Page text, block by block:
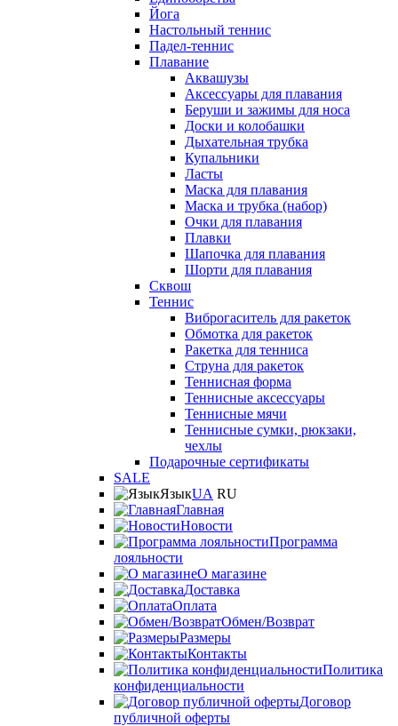
Йога
Настольный теннис
Падел-теннис
Плавание
Аквашузы
Аксессуары для плавания
Беруши и зажимы для носа
Доски и колобашки
Дыхательная трубка
Купальники
Ласты
Маска для плавания
Маска и трубка (набор)
Очки для плавания
Плавки
Шапочка для плавания
Шорти для плавания
Сквош
Теннис
Виброгаситель для ракеток
Обмотка для ракеток
Ракетка для тенниса
Струна для ракеток
Теннисная форма
Теннисные аксессуары
Теннисные мячи
Теннисные сумки, рюкзаки,
чехлы
Подарочные сертификаты
SALE
ЯзыкUA RU
Главная
Новости
Программа
лояльности
О магазине
Доставка
Оплата
Обмен/Возврат
Размеры
Контакты
Политика
конфиденциальности
Договор
публичной оферты